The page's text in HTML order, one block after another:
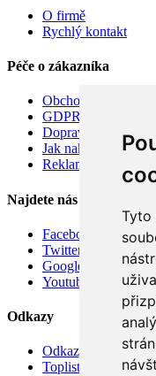
Tyto
O firmě
Rychlý kontakt
Péče o zákazníka
Obchodní podmínky
GDPR
Doprava
Jak nakupovat
Reklamace
Najdete nás
Facebook
Twitter
Google
Youtube
Odkazy
Odkazy
Toplist